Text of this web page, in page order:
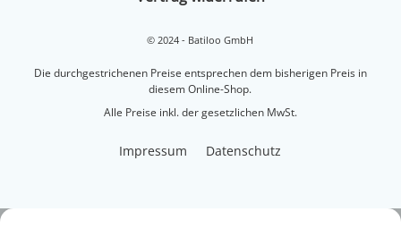
Alle Preise inkl. der gesetzlichen MwSt.
Impressum Datenschutz